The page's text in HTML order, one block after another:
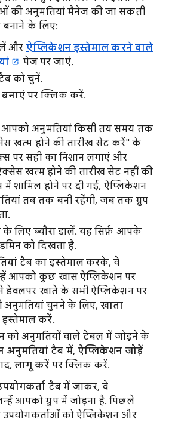
की अनुमतियां मैनेज की जा सकती
बनाने के लिए:
और ऐप्लिकेशन इस्तेमाल करने वाले
पेज पर जाएं.
को चुनें.
बनाएं पर क्लिक करें.
आपको अनुमतियां किसी तय समय तक
खत्म होने की तारीख सेट करें" के
पर सही का निशान लगाएं और
खत्म होने की तारीख सेट नहीं की
में शामिल होने पर दी गई, ऐप्लिकेशन
तब तक बनी रहेंगी, जब तक ग्रुप
के लिए ब्यौरा डालें. यह सिर्फ़ आपके
को दिखता है.
टैब का इस्तेमाल करके, वे
आपको कुछ खास ऐप्लिकेशन पर
डेवलपर खाते के सभी ऐप्लिकेशन पर
अनुमतियां चुनने के लिए,खाता
करें.
को अनुमतियों वाले टेबल में जोड़ने के
अनुमतियांटैब में, ऐप्लिकेशन जोड़ें
लागू करें पर क्लिक करें.
टैब में जाकर, वे
आपको ग्रुप में जोड़ना है. पिछले
को ऐप्लिकेशन और